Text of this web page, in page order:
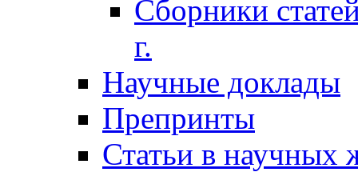
Сборники
г.
Научные доклады
Препринты
Статьи в научных